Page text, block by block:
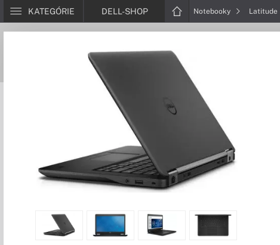
KATEGÓRIE DELL-SHOP Notebooky Latitude